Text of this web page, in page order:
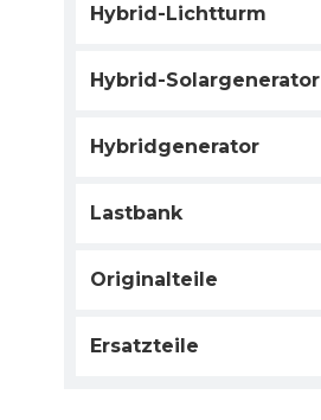
Hybrid-Lichtturm
Hybrid-Solargenerator
Hybridgenerator
Lastbank
Originalteile
Ersatzteile